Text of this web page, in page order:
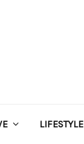
LIFESTYLE